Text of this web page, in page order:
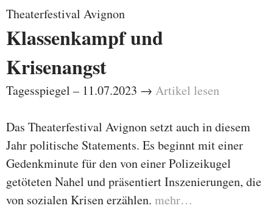
Theaterfestival Avignon
Klassenkampf und
Krisenangst
Tagesspiegel – 11.07.2023 → Artikel lesen
Das Theaterfestival Avignon setzt auch in diesem
Jahr politische Statements. Es beginnt mit einer
Gedenkminute für den von einer Polizeikugel
getöteten Nahel und präsentiert Inszenierungen, die
von sozialen Krisen erzählen. mehr…